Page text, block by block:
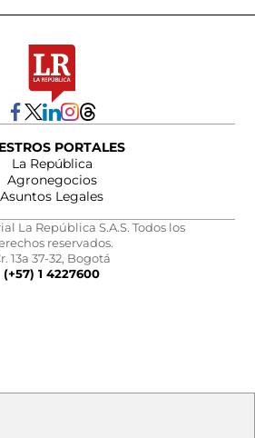
PORTALES
La República
Agronegocios
Asuntos Legales
La República S.A.S. Todos los
reservados.
13a 37-32, Bogotá
(+57) 1 4227600